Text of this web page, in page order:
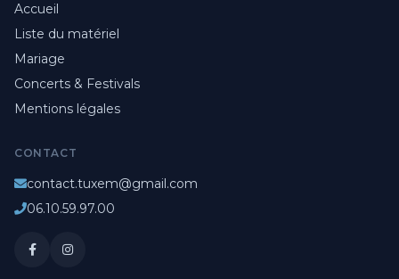
Accueil
Liste du matériel
Mariage
Concerts & Festivals
Mentions légales
CONTACT
contact.tuxem@gmail.com
06.10.59.97.00